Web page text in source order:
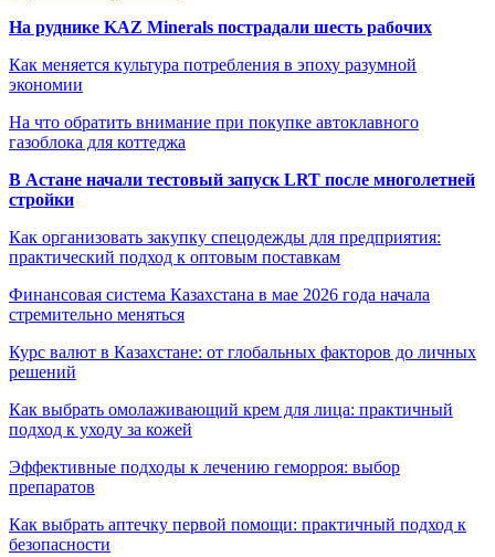
На руднике KAZ Minerals пострадали шесть рабочих
Как меняется культура потребления в эпоху разумной
экономии
На что обратить внимание при покупке автоклавного
газоблока для коттеджа
В Астане начали тестовый запуск LRT после многолетней
стройки
Как организовать закупку спецодежды для предприятия:
практический подход к оптовым поставкам
Финансовая система Казахстана в мае 2026 года начала
стремительно меняться
Курс валют в Казахстане: от глобальных факторов до личных
решений
Как выбрать омолаживающий крем для лица: практичный
подход к уходу за кожей
Эффективные подходы к лечению геморроя: выбор
препаратов
Как выбрать аптечку первой помощи: практичный подход к
безопасности